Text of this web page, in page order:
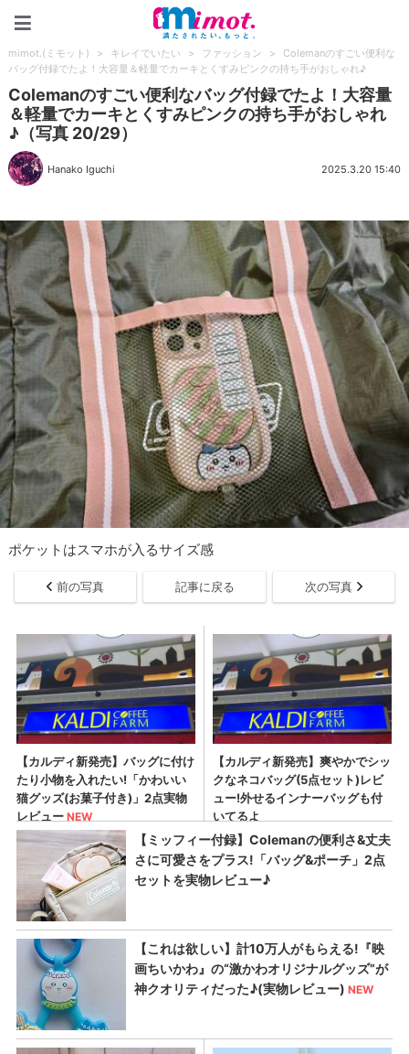
mimot.(ミモット) > キレイでいたい > ファッション >
Colemanのすごい便利な
バッグ付録でたよ！大容量＆軽量でカーキとくすみピンクの持ち手がおしゃれ♪
Colemanのすごい便利なバッグ付録でたよ！大容量
＆軽量でカーキとくすみピンクの持ち手がおしゃれ
♪（写真 20/29）
Hanako Iguchi 2025.3.20 15:40
ポケットはスマホが入るサイズ感
前の写真 記事に戻る 次の写真